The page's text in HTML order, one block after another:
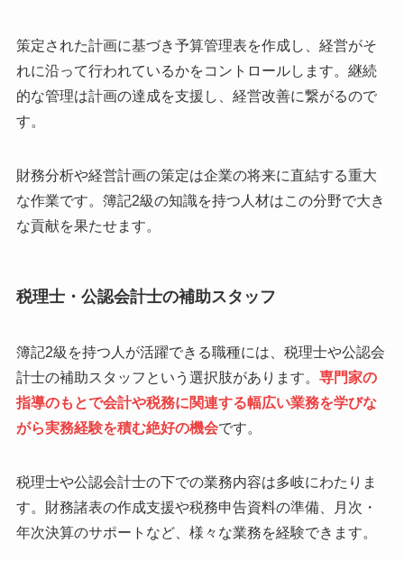
策定された計画に基づき予算管理表を作成し、経営がそ
れに沿って行われているかをコントロールします。継続
的な管理は計画の達成を支援し、経営改善に繋がるので
す。
財務分析や経営計画の策定は企業の将来に直結する重大
な作業です。簿記2級の知識を持つ人材はこの分野で大き
な貢献を果たせます。
税理士・公認会計士の補助スタッフ
簿記2級を持つ人が活躍できる職種には、税理士や公認会
計士の補助スタッフという選択肢があります。 専門家の
指導のもとで会計や税務に関連する幅広い業務を学びな
がら実務経験を積む絶好の機会です。
税理士や公認会計士の下での業務内容は多岐にわたりま
す。財務諸表の作成支援や税務申告資料の準備、月次・
年次決算のサポートなど、様々な業務を経験できます。